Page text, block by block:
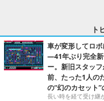
ト
車が変形してロ
―41年ぶり完全新
ー。新旧スタッ
前、たった1人の
の“幻のカセット”
長い時を経て受け継